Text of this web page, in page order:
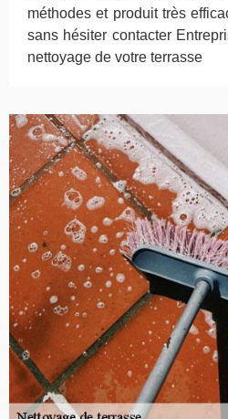
méthodes et produit très
sans hésiter contacter
nettoyage de votre terrasse